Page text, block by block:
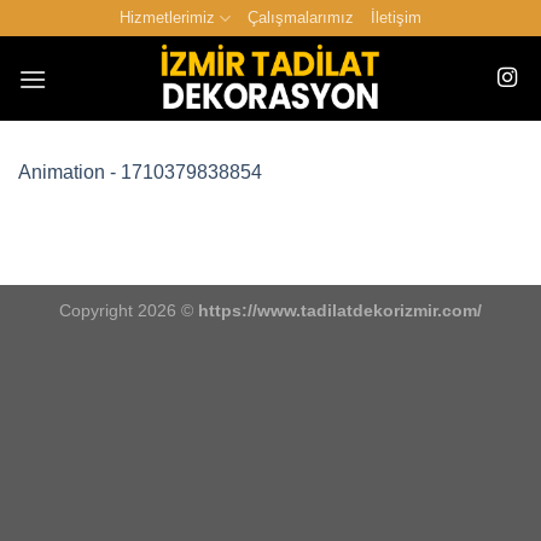
Hizmetlerimiz Çalışmalarımız İletişim
Animation - 1710379838854
Copyright 2026 © https://www.tadilatdekorizmir.com/